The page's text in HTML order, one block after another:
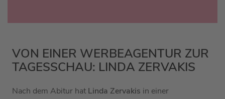
VON EINER WERBEAGENTUR ZUR
TAGESSCHAU: LINDA ZERVAKIS
Nach dem Abitur hat Linda Zervakis in einer